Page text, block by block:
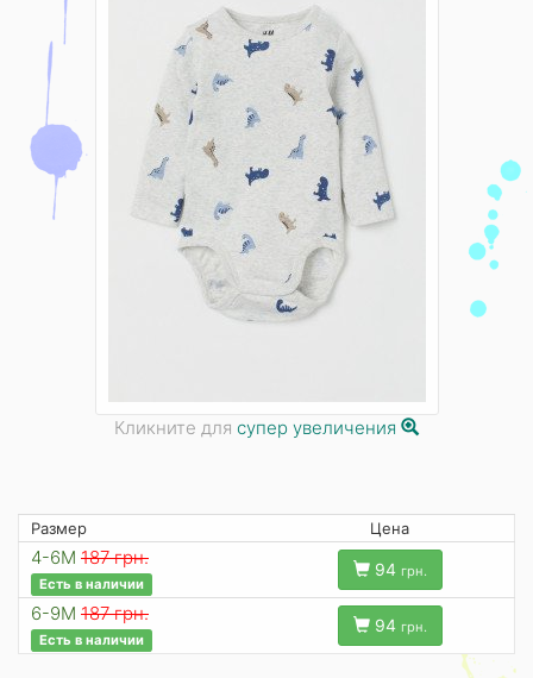
Кликните для супер увеличения
Размер Цена
4-6M 187 грн.
Есть в наличии
94 грн.
6-9M 187 грн.
Есть в наличии
94 грн.